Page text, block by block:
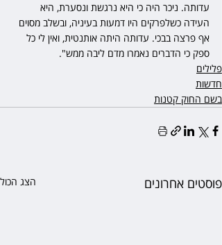
עדותה. ניכר היה כי היא נרגשת ונסערת, היא
העידה כשלפרקים היו דמעות בעיניה, ובשלב מסוים
אף פרצה בבכי. עדותה היתה אותנטית, ואין לי כל
ספק כי הדברים נאמרו מדם ליבה ממש".
פלילים
חדשות
בשם החוק קטנות
פוסטים אחרונים הצג הכול